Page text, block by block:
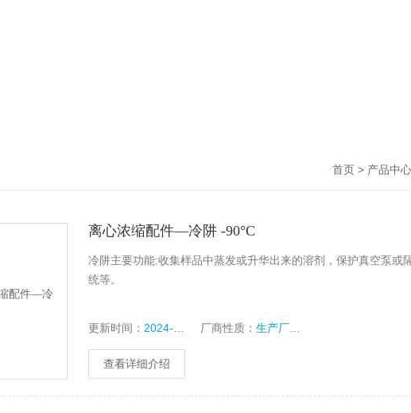
首页> 产品中心
离心浓缩配件—冷阱 -90°C
冷阱主要功能:收集样品中蒸发或升华出来的溶剂，保护真空泵或隔
统等。
更新时间： 2024-08-29 厂商性质：生产厂家
查看详细介绍